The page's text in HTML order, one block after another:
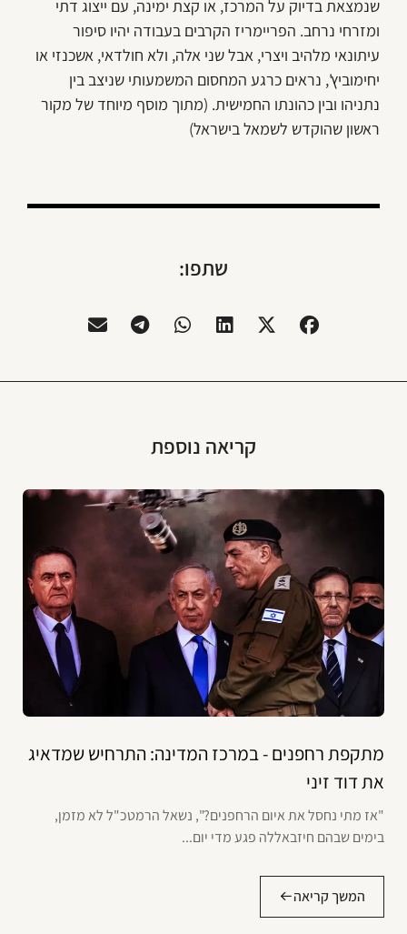
שנמצאת בדיוק על המרכז, או קצת ימינה, עם ייצוג דתי
ומזרחי נרחב. הפריימריז הקרבים בעבודה יהיו סיפור
עיתונאי מלהיב ויצרי, אבל שני אלה, ולא חולדאי, אשכנזי או
יחימוביץ', נראים כרגע המחסום המשמעותי שניצב בין
נתניהו ובין כהונתו החמישית. (מתוך מוסף מיוחד של מקור
ראשון שהוקדש לשמאל בישראל)
שתפו:
קריאה נוספת
מתקפת רחפנים - במרכז המדינה: התרחיש שמדאיג
את דוד זיני
"אז מתי נחסל את איום הרחפנים?", נשאל הרמטכ"ל לא מזמן,
בימים שבהם חיזבאללה פגע מדי יום...
המשך קריאה